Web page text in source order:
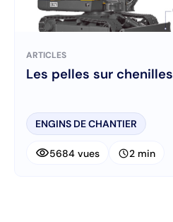
ARTICLES
Les pelles sur chenilles
ENGINS DE CHANTIER
visibility5684 vues schedule2 min